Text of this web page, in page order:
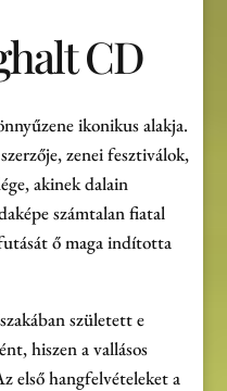
CD
ikonikus alakja.
zenei fesztiválok,
akinek dalain
számtalan fiatal
ő maga indította
született e
hiszen a vallásos
első hangfelvételeket a